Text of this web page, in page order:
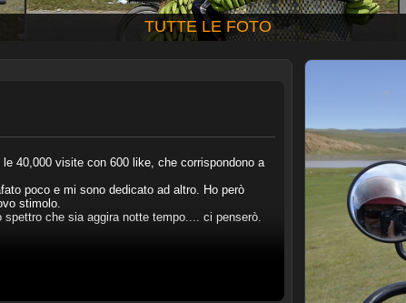
TUTTE LE FOTO
40,000 visite con 600 like, che corrispondono a
poco e mi sono dedicato ad altro. Ho però
stimolo.
che sia aggira notte tempo.... ci penserò.